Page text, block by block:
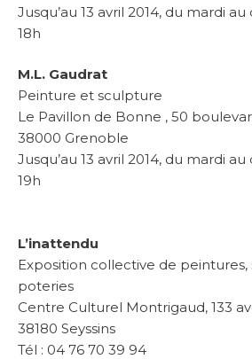
Jusqu’au 13 avril 2014, du mardi
18h
M.L. Gaudrat
Peinture et sculpture
Le Pavillon de Bonne , 50
38000 Grenoble
Jusqu’au 13 avril 2014, du mardi
19h
L’inattendu
Exposition collective de
poteries
Centre Culturel Montrigaud, 133
38180 Seyssins
Tél : 04 76 70 39 94